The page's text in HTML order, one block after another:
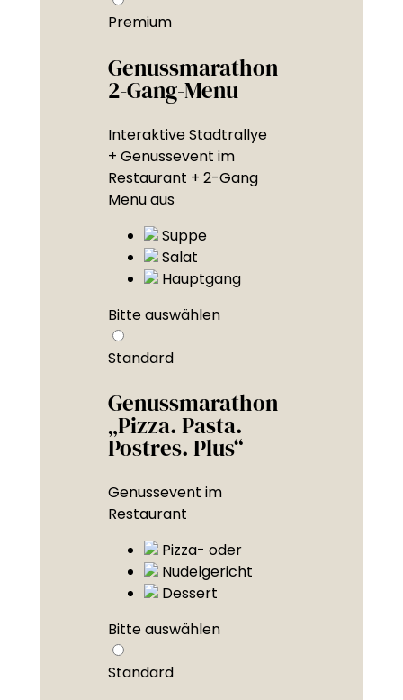
Premium
Genussmarathon
2-Gang-Menu
Interaktive Stadtrallye
+ Genussevent im
Restaurant + 2-Gang
Menu aus
Suppe
Salat
Hauptgang
Bitte auswählen
Standard
Genussmarathon
„Pizza. Pasta.
Postres. Plus“
Genussevent im
Restaurant
Pizza- oder
Nudelgericht
Dessert
Bitte auswählen
Standard